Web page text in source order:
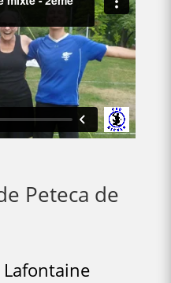
Peteca de
Lafontaine